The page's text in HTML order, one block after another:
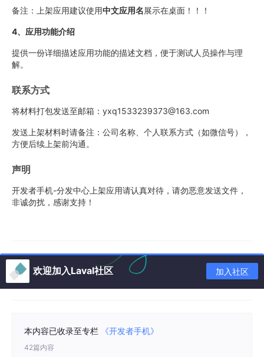
备注：上架应用建议使用中文应用名展示在桌面！！！
4、应用功能介绍
提供一份详细描述应用功能的描述文档，便于测试人员操作与理
解。
联系方式
将材料打包发送至邮箱：yxq1533239373@163.com
发送上架材料时请备注：公司名称、个人联系方式（如微信号），
方便后续上架前沟通。
声明
开发者手机-分发中心上架应用请认真对待，请勿恶意发送文件，
非诚勿扰，感谢支持！
欢迎加入Laval社区 加入社区
本内容已收录至专栏 《开发者手机》
42篇内容